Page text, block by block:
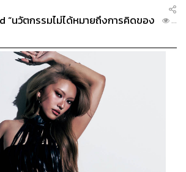
นวัตกรรมไม่ได้หมายถึงการคิดของ
...